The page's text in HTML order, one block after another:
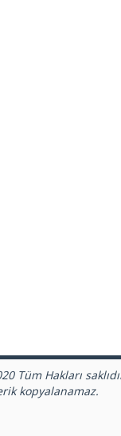
Tüm Hakları
kopyalanamaz.